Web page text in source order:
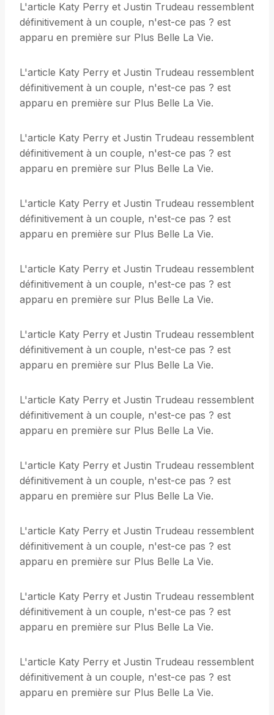
L'article Katy Perry et Justin Trudeau ressemblent
définitivement à un couple, n'est-ce pas ? est
apparu en première sur Plus Belle La Vie.
L'article Katy Perry et Justin Trudeau ressemblent
définitivement à un couple, n'est-ce pas ? est
apparu en première sur Plus Belle La Vie.
L'article Katy Perry et Justin Trudeau ressemblent
définitivement à un couple, n'est-ce pas ? est
apparu en première sur Plus Belle La Vie.
L'article Katy Perry et Justin Trudeau ressemblent
définitivement à un couple, n'est-ce pas ? est
apparu en première sur Plus Belle La Vie.
L'article Katy Perry et Justin Trudeau ressemblent
définitivement à un couple, n'est-ce pas ? est
apparu en première sur Plus Belle La Vie.
L'article Katy Perry et Justin Trudeau ressemblent
définitivement à un couple, n'est-ce pas ? est
apparu en première sur Plus Belle La Vie.
L'article Katy Perry et Justin Trudeau ressemblent
définitivement à un couple, n'est-ce pas ? est
apparu en première sur Plus Belle La Vie.
L'article Katy Perry et Justin Trudeau ressemblent
définitivement à un couple, n'est-ce pas ? est
apparu en première sur Plus Belle La Vie.
L'article Katy Perry et Justin Trudeau ressemblent
définitivement à un couple, n'est-ce pas ? est
apparu en première sur Plus Belle La Vie.
L'article Katy Perry et Justin Trudeau ressemblent
définitivement à un couple, n'est-ce pas ? est
apparu en première sur Plus Belle La Vie.
L'article Katy Perry et Justin Trudeau ressemblent
définitivement à un couple, n'est-ce pas ? est
apparu en première sur Plus Belle La Vie.